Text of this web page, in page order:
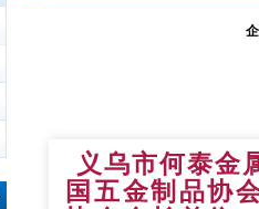
义乌市何泰金
国五金制品协